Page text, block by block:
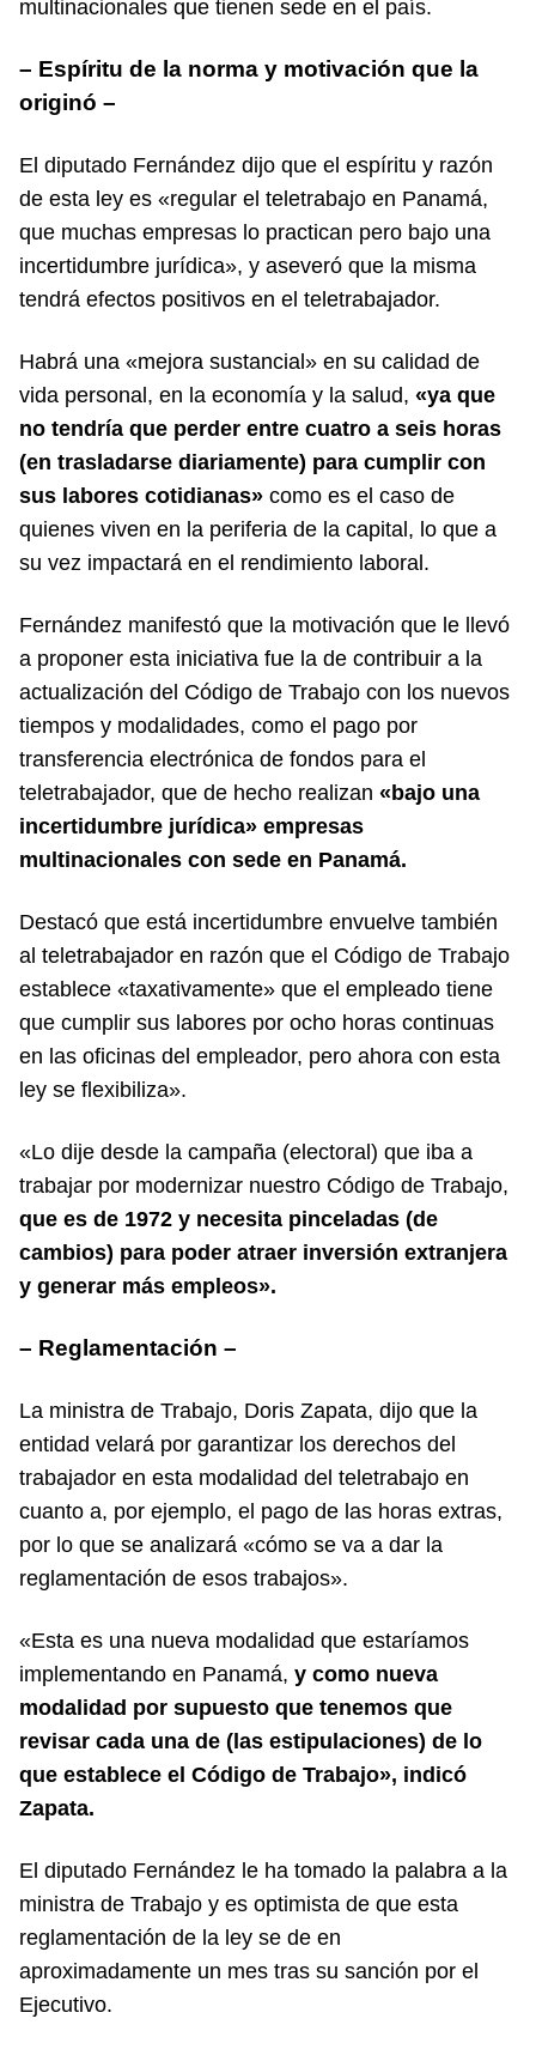
multinacionales que tienen sede en el país.
– Espíritu de la norma y motivación que la
originó –
El diputado Fernández dijo que el espíritu y razón
de esta ley es «regular el teletrabajo en Panamá,
que muchas empresas lo practican pero bajo una
incertidumbre jurídica», y aseveró que la misma
tendrá efectos positivos en el teletrabajador.
Habrá una «mejora sustancial» en su calidad de
vida personal, en la economía y la salud, «ya que
no tendría que perder entre cuatro a seis horas
(en trasladarse diariamente) para cumplir con
sus labores cotidianas» como es el caso de
quienes viven en la periferia de la capital, lo que a
su vez impactará en el rendimiento laboral.
Fernández manifestó que la motivación que le llevó
a proponer esta iniciativa fue la de contribuir a la
actualización del Código de Trabajo con los nuevos
tiempos y modalidades, como el pago por
transferencia electrónica de fondos para el
teletrabajador, que de hecho realizan «bajo una
incertidumbre jurídica» empresas
multinacionales con sede en Panamá.
Destacó que está incertidumbre envuelve también
al teletrabajador en razón que el Código de Trabajo
establece «taxativamente» que el empleado tiene
que cumplir sus labores por ocho horas continuas
en las oficinas del empleador, pero ahora con esta
ley se flexibiliza».
«Lo dije desde la campaña (electoral) que iba a
trabajar por modernizar nuestro Código de Trabajo,
que es de 1972 y necesita pinceladas (de
cambios) para poder atraer inversión extranjera
y generar más empleos».
– Reglamentación –
La ministra de Trabajo, Doris Zapata, dijo que la
entidad velará por garantizar los derechos del
trabajador en esta modalidad del teletrabajo en
cuanto a, por ejemplo, el pago de las horas extras,
por lo que se analizará «cómo se va a dar la
reglamentación de esos trabajos».
«Esta es una nueva modalidad que estaríamos
implementando en Panamá, y como nueva
modalidad por supuesto que tenemos que
revisar cada una de (las estipulaciones) de lo
que establece el Código de Trabajo», indicó
Zapata.
El diputado Fernández le ha tomado la palabra a la
ministra de Trabajo y es optimista de que esta
reglamentación de la ley se de en
aproximadamente un mes tras su sanción por el
Ejecutivo.